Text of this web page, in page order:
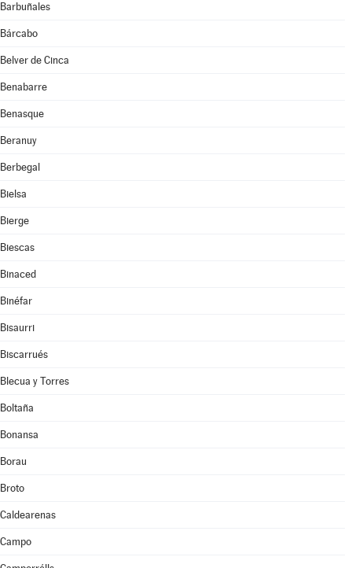
Barbuñales
Bárcabo
Belver de Cinca
Benabarre
Benasque
Beranuy
Berbegal
Bielsa
Bierge
Biescas
Binaced
Binéfar
Bisaurri
Biscarrués
Blecua y Torres
Boltaña
Bonansa
Borau
Broto
Caldearenas
Campo